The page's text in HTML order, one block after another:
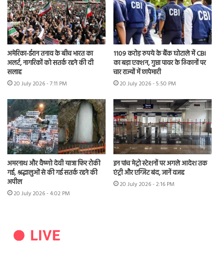
अमेरिका-ईरान तनाव के बीच भारत का
अलर्ट, नागरिकों को सतर्क रहने की दी
सलाह
20 July 2026 - 7:11 PM
1109 करोड़ रुपये के बैंक घोटाले में CBI
का बड़ा एक्शन, गुप्ता पावर के ठिकानों पर
चार राज्यों में छापेमारी
20 July 2026 - 5:50 PM
अमरनाथ और वैष्णो देवी यात्रा फिर रोकी
गई, श्रद्धालुओं से की गई सतर्क रहने की
अपील
20 July 2026 - 4:02 PM
इन पांच मेट्रो स्टेशनों पर अगले आदेश तक
एंट्री और एग्जिट बंद, जानें वजह
20 July 2026 - 2:16 PM